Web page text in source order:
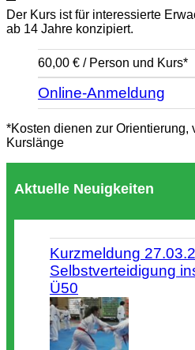
Der Kurs ist für interessierte
ab 14 Jahre konzipiert.
60,00 € / Person und Kurs*
Online-Anmeldung
*Kosten dienen zur Orientierung,
Kurslänge
Aktuelle Neuigkeiten
Kurzmeldung
Selbstverteidigung
Ü50